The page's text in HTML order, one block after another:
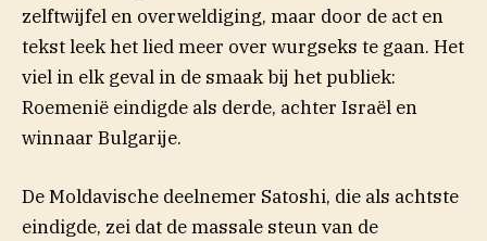
zelftwijfel en overweldiging, maar door de act en
tekst leek het lied meer over wurgseks te gaan. Het
viel in elk geval in de smaak bij het publiek:
Roemenië eindigde als derde, achter Israël en
winnaar Bulgarije.
De Moldavische deelnemer Satoshi, die als achtste
eindigde, zei dat de massale steun van de